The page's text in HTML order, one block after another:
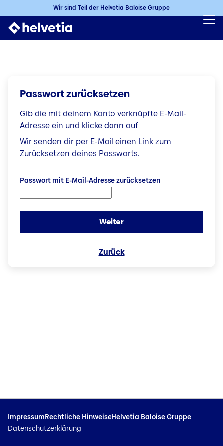
Wir sind Teil der Helvetia Baloise Gruppe
Passwort zurücksetzen
Gib die mit deinem Konto verknüpfte E-Mail-
Adresse ein und klicke dann auf
Wir senden dir per E-Mail einen Link zum
Zurücksetzen deines Passworts.
Passwort mit E-Mail-Adresse zurücksetzen
Passwort mit E-Mail-Adresse zurücksetzen
Zurück
Weiter
ImpressumRechtliche HinweiseHelvetia Baloise Gruppe
Datenschutzerklärung